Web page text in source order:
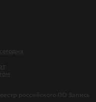
российского ПО Запись